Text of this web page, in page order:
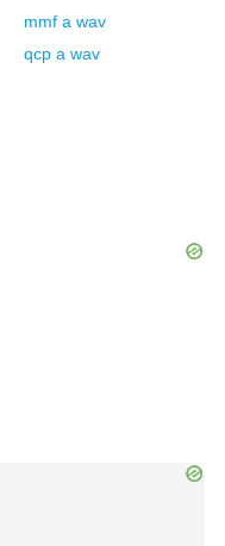
mmf a wav
qcp a wav